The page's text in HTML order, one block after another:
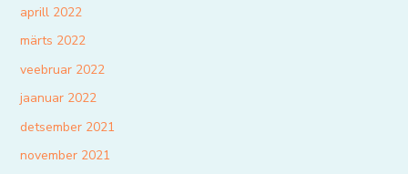
aprill 2022
märts 2022
veebruar 2022
jaanuar 2022
detsember 2021
november 2021